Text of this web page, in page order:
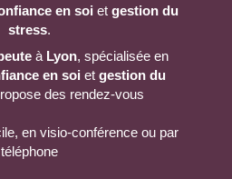
en soi et gestion du
stress.
à Lyon, spécialisée en
en soi et gestion du
des rendez-vous
en visio-conférence ou par
téléphone